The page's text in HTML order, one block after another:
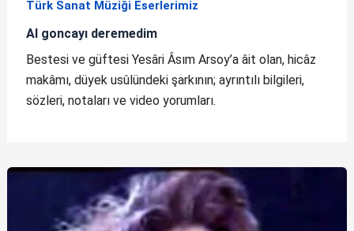
Türk Sanat Müziği Eserlerimiz
Al goncayı deremedim
Bestesi ve güftesi Yesâri Âsım Arsoy’a âit olan, hicâz
makâmı, düyek usûlündeki şarkının; ayrıntılı bilgileri,
sözleri, notaları ve video yorumları.